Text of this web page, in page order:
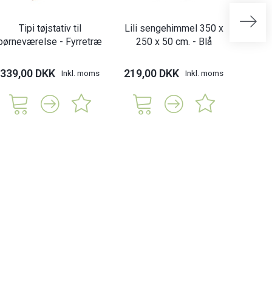
Tipi tøjstativ til
- Fyrretræ
339,00 DKK Inkl. moms
Lili sengehimmel 350 x
250 x 50 cm. - Blå
219,00 DKK Inkl. moms
Lili